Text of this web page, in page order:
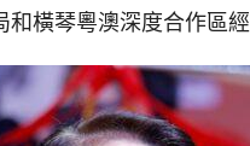
橫琴粵澳深度合作區